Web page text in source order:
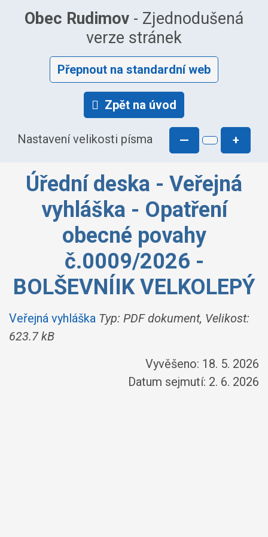
Obec Rudimov - Zjednodušená
verze stránek
Přepnout na standardní web
Zpět na úvod
Nastavení velikosti písma — +
Úřední deska - Veřejná
vyhláška - Opatření
obecné povahy
č.0009/2026 -
BOLŠEVNÍIK VELKOLEPÝ
Veřejná vyhláška Typ: PDF dokument, Velikost:
623.7 kB
Vyvěšeno: 18. 5. 2026
Datum sejmutí: 2. 6. 2026